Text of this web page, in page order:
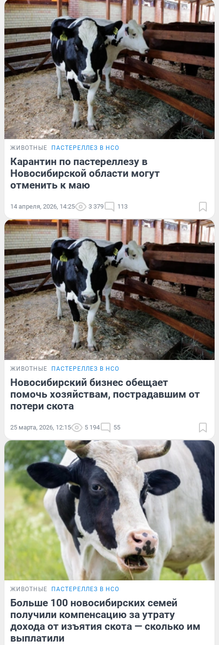
ЖИВОТНЫЕ ПАСТЕРЕЛЛЕЗ В НСО
Карантин по пастереллезу в
Новосибирской области могут
отменить к маю
14 апреля, 2026, 14:25 3 379 113
ЖИВОТНЫЕ ПАСТЕРЕЛЛЕЗ В НСО
Новосибирский бизнес обещает
помочь хозяйствам, пострадавшим от
потери скота
25 марта, 2026, 12:15 5 194 55
ЖИВОТНЫЕ ПАСТЕРЕЛЛЕЗ В НСО
Больше 100 новосибирских семей
получили компенсацию за утрату
дохода от изъятия скота — сколько им
выплатили